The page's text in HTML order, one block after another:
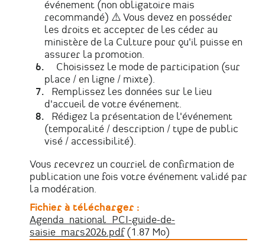
événement (non obligatoire mais
recommandé) ⚠️ Vous devez en posséder
les droits et accepter de les céder au
ministère de la Culture pour qu'il puisse en
assurer la promotion.
Choisissez le mode de participation (sur
place / en ligne / mixte).
Remplissez les données sur le lieu
d'accueil de votre événement.
Rédigez la présentation de l'événement
(temporalité / description / type de public
visé / accessibilité).
Vous recevrez un courriel de confirmation de
publication une fois votre événement validé par
la modération.
Fichier à télécharger :
Fichier
Agenda_national_PCI-guide-de-
saisie_mars2026.pdf (1.87 Mo)